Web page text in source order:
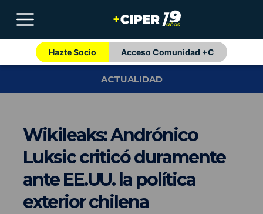
Hazte Socio Acceso Comunidad +C
ACTUALIDAD
Wikileaks: Andrónico
Luksic criticó duramente
ante EE.UU. la política
exterior chilena